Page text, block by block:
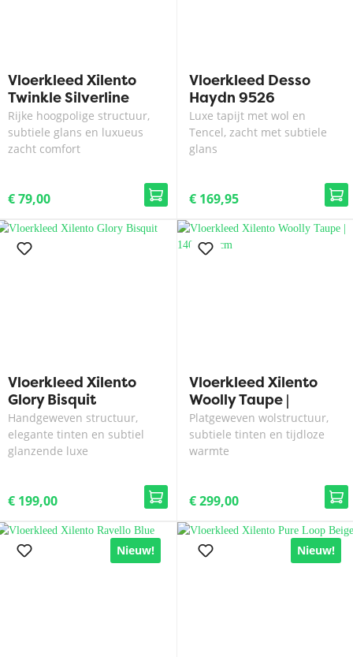
Vloerkleed Xilento
Twinkle Silverline
Rijke hoogpolige structuur,
subtiele glans en luxueus
zacht comfort
€ 79,00
Vloerkleed Desso
Haydn 9526
Luxe tapijt met wol en
Tencel, zacht met subtiele
glans
€ 169,95
Vloerkleed Xilento
Glory Bisquit
Handgeweven structuur,
elegante tinten en subtiel
glanzende luxe
€ 199,00
Vloerkleed Xilento
Woolly Taupe |
140x200 cm
Platgeweven wolstructuur,
subtiele tinten en tijdloze
warmte
€ 299,00
Nieuw! Nieuw!